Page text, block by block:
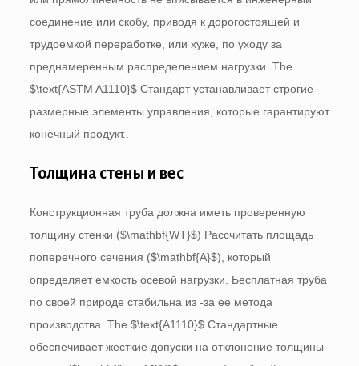
соединение или скобу, приводя к дорогостоящей и
трудоемкой переработке, или хуже, по уходу за
преднамеренным распределением нагрузки. The
$\text{ASTM A1110}$Стандарт устанавливает строгие
размерные элементы управления, которые гарантируют
конечный продукт..
Толщина стены и вес
Конструкционная труба должна иметь проверенную
толщину стенки ($\mathbf{WT}$) Рассчитать площадь
поперечного сечения ($\mathbf{A}$), который
определяет емкость осевой нагрузки. Бесплатная труба
по своей природе стабильна из -за ее метода
производства. The $\text{A1110}$Стандартные
обеспечивает жесткие допуски на отклонение толщины